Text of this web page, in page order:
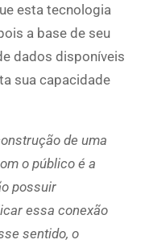
esta tecnologia
a base de seu
dados disponíveis
sua capacidade
de uma
o público é a
possuir
essa conexão
sentido, o